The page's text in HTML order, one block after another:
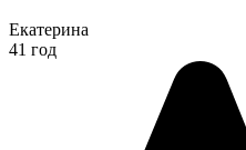
Екатерина
41 год